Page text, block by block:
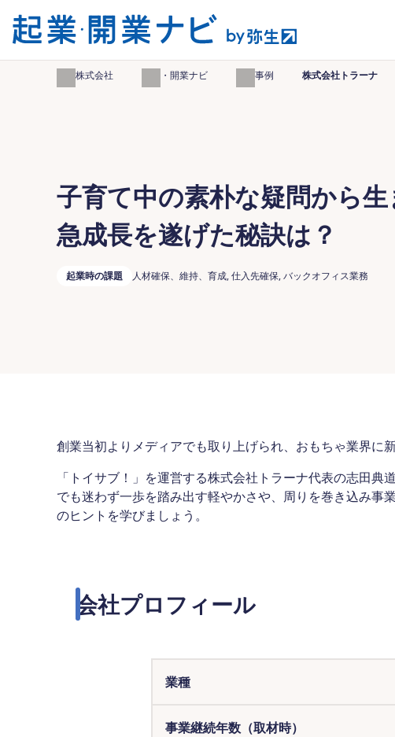
弥生株式会社 起業・開業ナビ 起業事例 株式会社トラーナ
子育て中の素朴な疑問から生
急成長を遂げた秘訣は？
起業時の課題 人材確保、維持、育成, 仕入先確保, バックオフィス業務
創業当初よりメディアでも取り上げられ、おもちゃ業界に
「トイサブ！」を運営する株式会社トラーナ代表の志田
でも迷わず一歩を踏み出す軽やかさや、周りを巻き込み
のヒントを学びましょう。
会社プロフィール
業種
事業継続年数（取材時）